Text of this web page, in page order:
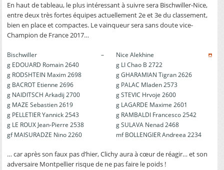
En haut de tableau, le plus intéressant à suivre sera Bischwiller-Nice,
entre deux très fortes équipes actuellement 2e et 3e du classement,
bien en place et compactes. Le vainqueur sera sans doute vice-
Champion de France 2017…
Bischwiller –
Nice Alekhine
g EDOUARD Romain 2640
g LI Chao B 2722
g RODSHTEIN Maxim 2698
g GHARAMIAN Tigran 2626
g BACROT Etienne 2696
g PALAC Mladen 2573
g NAIDITSCH Arkadij 2700
g STEVIC Hrvoje 2600
g MAZE Sebastien 2619
g LAGARDE Maxime 2601
g PELLETIER Yannick 2543
g RAMBALDI Francesco 2542
g LE ROUX Jean-Pierre 2538
g SULAVA Nenad 2468
gf MAISURADZE Nino 2260
mf BOLLENGIER Andreea 2234
… car après son faux pas d’hier, Clichy aura à cœur de réagir… et son
adversaire Montpellier risque de ne pas faire le poids !